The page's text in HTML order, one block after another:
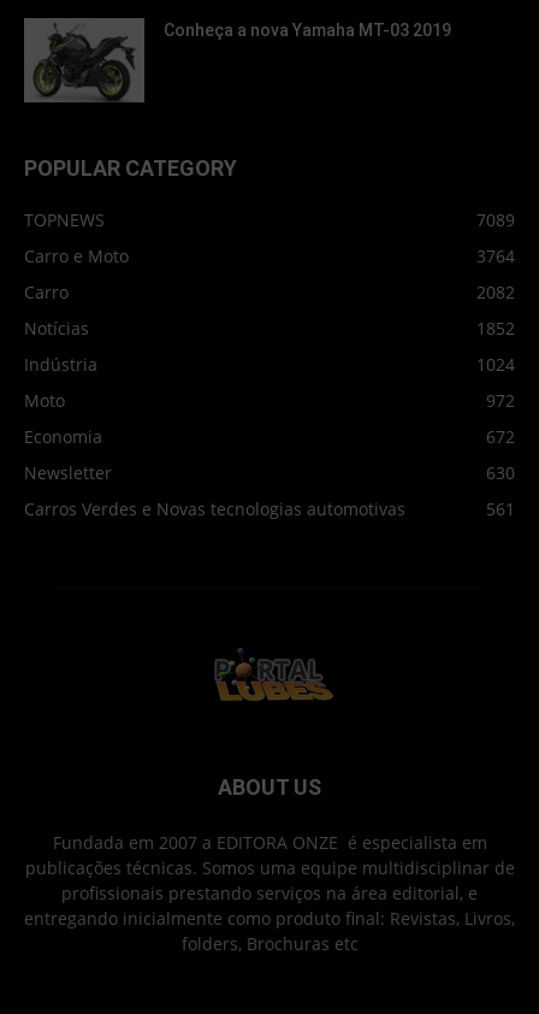
Conheça a nova Yamaha MT-03 2019
POPULAR CATEGORY
TOPNEWS
7089
Carro e Moto
3764
Carro
2082
Notícias
1852
Indústria
1024
Moto
972
Economia
672
Newsletter
630
Carros Verdes e Novas tecnologias automotivas
561
ABOUT US
Fundada em 2007 a EDITORA ONZE é especialista em
publicações técnicas. Somos uma equipe multidisciplinar de
profissionais prestando serviços na área editorial, e
entregando inicialmente como produto final: Revistas, Livros,
folders, Brochuras etc